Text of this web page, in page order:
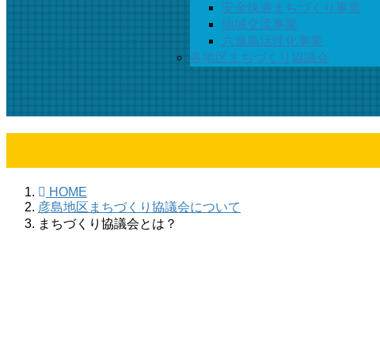
安全快適まちづくり事業
地域交流事業
六連島活性化事業
各地区まちづくり協議会
HOME
彦島地区まちづくり協議会について
まちづくり協議会とは？